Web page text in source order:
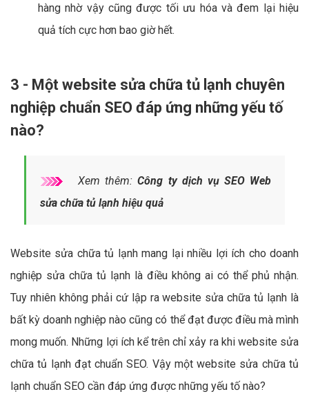
hàng nhờ vậy cũng được tối ưu hóa và đem lại hiệu
quả tích cực hơn bao giờ hết.
3 - Một website sửa chữa tủ lạnh chuyên
nghiệp chuẩn SEO đáp ứng những yếu tố
nào?
Xem thêm:Công ty dịch vụ SEO Web
sửa chữa tủ lạnh hiệu quả
Website sửa chữa tủ lạnh mang lại nhiều lợi ích cho doanh
nghiệp sửa chữa tủ lạnh là điều không ai có thể phủ nhận.
Tuy nhiên không phải cứ lập ra website sửa chữa tủ lạnh là
bất kỳ doanh nghiệp nào cũng có thể đạt được điều mà mình
mong muốn. Những lợi ích kể trên chỉ xảy ra khi website sửa
chữa tủ lạnh đạt chuẩn SEO. Vậy một website sửa chữa tủ
lạnh chuẩn SEO cần đáp ứng được những yếu tố nào?